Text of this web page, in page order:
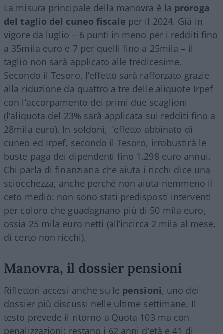
La misura principale della manovra è la proroga
del taglio del cuneo fiscale per il 2024. Già in
vigore da luglio – 6 punti in meno per i redditi fino
a 35mila euro e 7 per quelli fino a 25mila – il
taglio non sarà applicato alle tredicesime.
Secondo il Tesoro, l’effetto sarà rafforzato grazie
alla riduzione da quattro a tre delle aliquote Irpef
con l’accorpamento dei primi due scaglioni
(l’aliquota del 23% sarà applicata sui redditi fino a
28mila euro). In soldoni, l’effetto abbinato di
cuneo ed Irpef, secondo il Tesoro, irrobustirà le
buste paga dei dipendenti fino 1.298 euro annui.
Chi parla di finanziaria che aiuta i ricchi dice una
sciocchezza, anche perchè non aiuta nemmeno il
ceto medio: non sono stati predisposti interventi
per coloro che guadagnano più di 50 mila euro,
ossia 25 mila euro netti (all’incirca 2 mila al mese,
di certo non ricchi).
Manovra, il dossier pensioni
Riflettori accesi anche sulle pensioni, uno dei
dossier più discussi nelle ultime settimane. Il
testo prevede il ritorno a Quota 103 ma con
penalizzazioni: restano i 62 anni d’età e 41 di